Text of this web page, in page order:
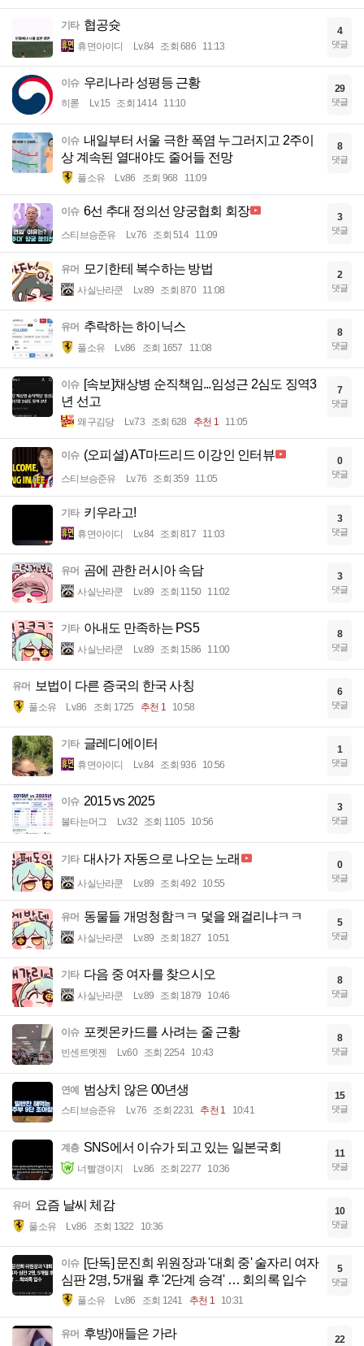
기타 협공슛
휴면아이디 Lv.84 조회 686 11:13
4
댓글
이슈 우리나라 성평등 근황
히롣 Lv.15 조회 1414 11:10
29
댓글
이슈 내일부터 서울 극한 폭염 누그러지고 2주이
상 계속된 열대야도 줄어들 전망
풀소유 Lv.86 조회 968 11:09
8
댓글
이슈 6선 추대 정의선 양궁협회 회장
스티브승준유 Lv.76 조회 514 11:09
3
댓글
유머 모기한테 복수하는 방법
사실난라쿤 Lv.89 조회 870 11:08
2
댓글
유머 추락하는 하이닉스
풀소유 Lv.86 조회 1657 11:08
8
댓글
이슈 [속보]채상병 순직책임...임성근 2심도 징역3
년 선고
왜구김당 Lv.73 조회 628 추천 1 11:05
7
댓글
이슈 (오피셜) AT마드리드 이강인 인터뷰
스티브승준유 Lv.76 조회 359 11:05
0
댓글
기타 키우라고!
휴면아이디 Lv.84 조회 817 11:03
3
댓글
유머 곰에 관한 러시아 속담
사실난라쿤 Lv.89 조회 1150 11:02
3
댓글
기타 아내도 만족하는 PS5
사실난라쿤 Lv.89 조회 1586 11:00
8
댓글
유머 보법이 다른 증국의 한국 사칭
풀소유 Lv.86 조회 1725 추천 1 10:58
6
댓글
기타 글레디에이터
휴면아이디 Lv.84 조회 936 10:56
1
댓글
이슈 2015 vs 2025
불타는머그 Lv.32 조회 1105 10:56
3
댓글
기타 대사가 자동으로 나오는 노래
사실난라쿤 Lv.89 조회 492 10:55
0
댓글
유머 동물들 개멍청함ㅋㅋ 덫을 왜걸리냐ㅋㅋ
사실난라쿤 Lv.89 조회 1827 10:51
5
댓글
기타 다음 중 여자를 찾으시오
사실난라쿤 Lv.89 조회 1879 10:46
8
댓글
이슈 포켓몬카드를 사려는 줄 근황
빈센트멧젠 Lv.60 조회 2254 10:43
8
댓글
연예 범상치 않은 00년생
스티브승준유 Lv.76 조회 2231 추천 1 10:41
15
댓글
계층 SNS에서 이슈가 되고 있는 일본국회
너빨갱이지 Lv.86 조회 2277 10:36
11
댓글
유머 요즘 날씨 체감
풀소유 Lv.86 조회 1322 10:36
10
댓글
이슈 [단독] 문진희 위원장과 '대회 중' 술자리 여자
심판 2명, 5개월 후 '2단계 승격' … 회의록 입수
풀소유 Lv.86 조회 1241 추천 1 10:31
5
댓글
유머 후방)애들은 가라 22